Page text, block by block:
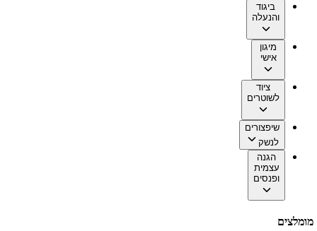
ביגוד
והנעלה
מיגון
אישי
ציוד
לשוטרים
שיפצורים
לנשק
הגנה
עצמית
ופנסים
מומלצים